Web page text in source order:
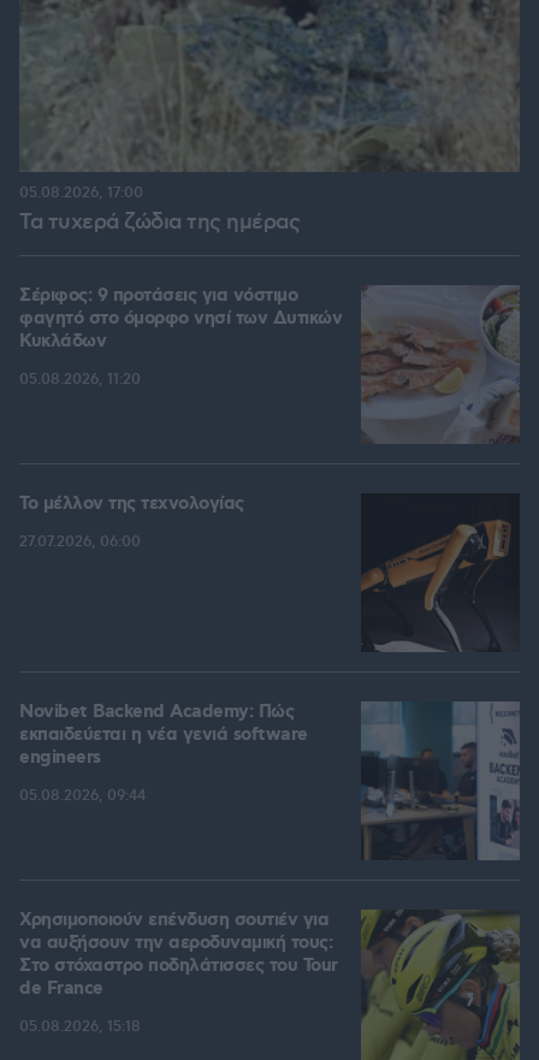
Τα τυχερά ζώδια της ημέρας
05.08.2026, 17:00
Σέριφος: 9 προτάσεις για νόστιμο
φαγητό στο όμορφο νησί των Δυτικών
Κυκλάδων
05.08.2026, 11:20
Το μέλλον της τεχνολογίας
27.07.2026, 06:00
Novibet Backend Academy: Πώς
εκπαιδεύεται η νέα γενιά software
engineers
05.08.2026, 09:44
Χρησιμοποιούν επένδυση σουτιέν για
να αυξήσουν την αεροδυναμική τους:
Στο στόχαστρο ποδηλάτισσες του Tour
de France
05.08.2026, 15:18